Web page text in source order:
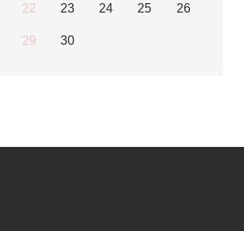
22 23 24 25 26
29 30